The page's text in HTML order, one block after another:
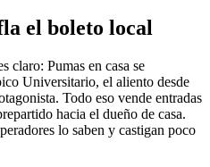
el boleto local
claro: Pumas en casa se
Universitario, el aliento desde
Todo eso vende entradas
hacia el dueño de casa.
lo saben y castigan poco